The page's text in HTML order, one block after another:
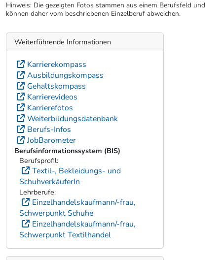
Hinweis: Die gezeigten Fotos stammen aus einem Berufsfeld und
können daher vom beschriebenen Einzelberuf abweichen.
Weiterführende Informationen
Karrierekompass
Ausbildungskompass
Gehaltskompass
Karrierevideos
Karrierefotos
Weiterbildungsdatenbank
Berufs-Infos
JobBarometer
Berufsinformationssystem (BIS)
Berufsprofil:
Textil-, Bekleidungs- und
SchuhverkäuferIn
Lehrberufe:
Einzelhandelskaufmann/-frau,
Schwerpunkt Schuhe
Einzelhandelskaufmann/-frau,
Schwerpunkt Textilhandel